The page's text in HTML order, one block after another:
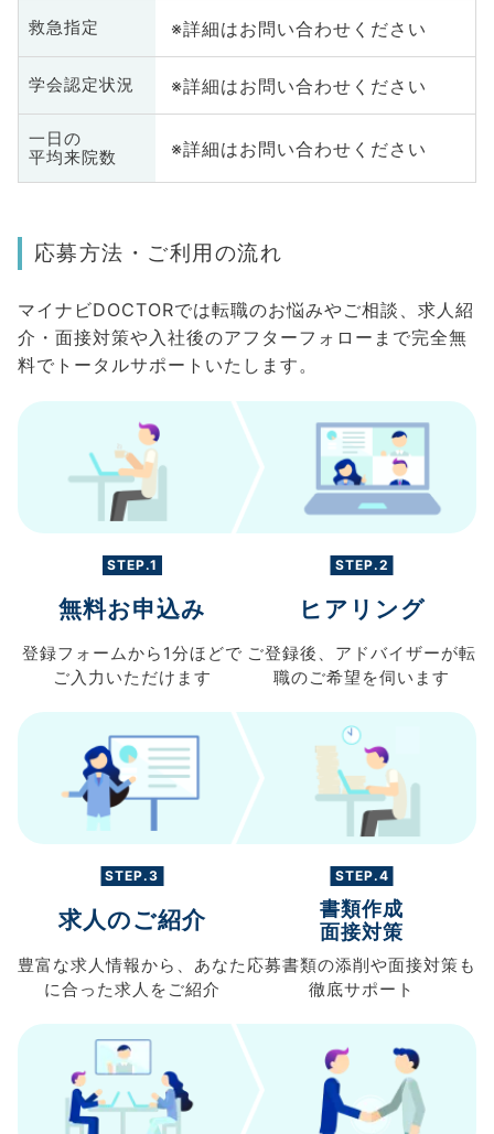
救急指定 ※詳細はお問い合わせください
学会認定状況 ※詳細はお問い合わせください
一日の
平均来院数
※詳細はお問い合わせください
応募方法・ご利用の流れ
マイナビDOCTORでは転職のお悩みやご相談、求人紹
介・面接対策や入社後のアフターフォローまで完全無
料でトータルサポートいたします。
STEP.1
無料お申込み
登録フォームから 1分ほどで
ご入力 いただけます
STEP.2
ヒアリング
ご登録後、 アドバイザーが転
職のご希望を伺います
STEP.3
求人のご紹介
豊富な求人情報から、 あなた
に合った求人を ご紹介
STEP.4
書類作成
面接対策
応募書類の添削や面接対策も
徹底サポート